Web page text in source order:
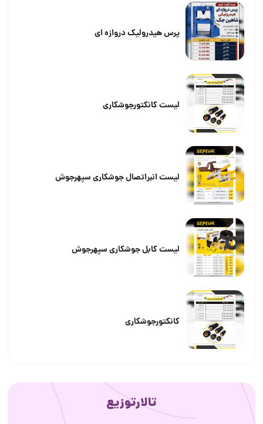
پرس هیدرولیک دروازه ای
لیست کانکتورجوشکاری
لیست انبراتصال جوشکاری سپهرجوش
لیست کابل جوشکاری سپهرجوش
کانکتورجوشکاری
تالارتوزیع